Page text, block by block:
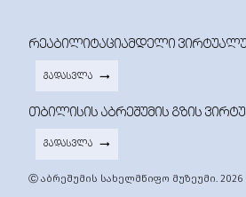
ᲠᲔᲐᲑᲘᲚᲘᲢᲐᲪᲘᲐᲛᲓᲔᲚᲘ
ᲒᲐᲓᲐᲡᲕᲚᲐ
ᲗᲑᲘᲚᲘᲡᲘᲡ ᲐᲑᲠᲔᲨᲣᲛᲘᲡ ᲒᲖᲘᲡ
ᲒᲐᲓᲐᲡᲕᲚᲐ
Ⓒ აბრეშუმის სახელმწიფო მუზეუმი. 2026